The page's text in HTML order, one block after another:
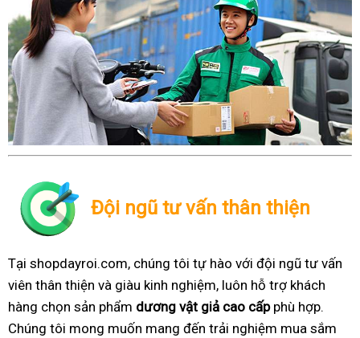
Đội ngũ tư vấn thân thiện
Tại shopdayroi.com, chúng tôi tự hào với đội ngũ tư vấn
viên thân thiện và giàu kinh nghiệm, luôn hỗ trợ khách
hàng chọn sản phẩm dương vật giả cao cấpphù hợp.
Chúng tôi mong muốn mang đến trải nghiệm mua sắm